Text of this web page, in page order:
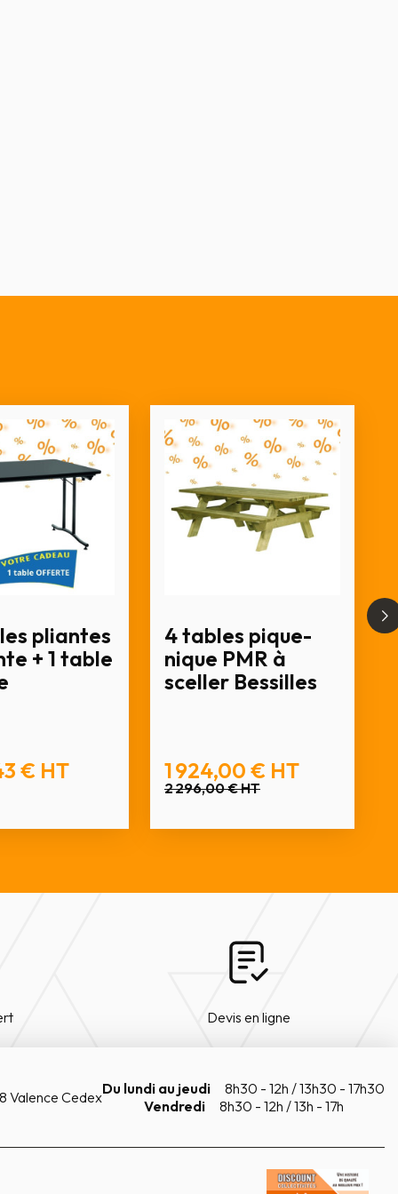
pliantes
+ 1 table
€ HT
4 tables pique-
nique PMR à
sceller Bessilles
1 924,00 € HT
2 296,00 €HT
Devis en ligne
Valence CedexDu lundi au jeudi
8h30 - 12h / 13h30 - 17h30
Vendredi
8h30 - 12h / 13h - 17h